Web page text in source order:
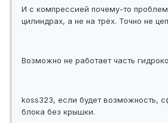
И с компрессией почему-то
цилиндрах, а не на трёх. Точно не
Возможно не работает часть
koss323, если будет возможность,
блока без крышки.